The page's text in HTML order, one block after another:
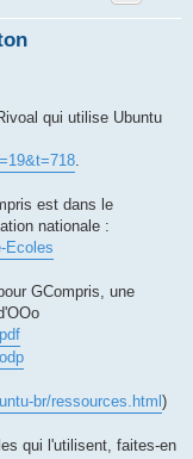
qui utilise Ubuntu
.
est dans le
nationale :
Ecoles
GCompris, une
br/ressources.html )
qui l'utilisent, faites-en